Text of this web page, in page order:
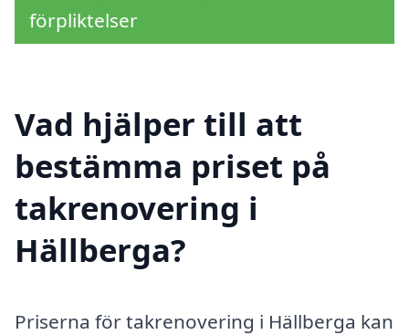
förpliktelser
Vad hjälper till att
bestämma priset på
takrenovering i
Hällberga?
Priserna för takrenovering i Hällberga kan